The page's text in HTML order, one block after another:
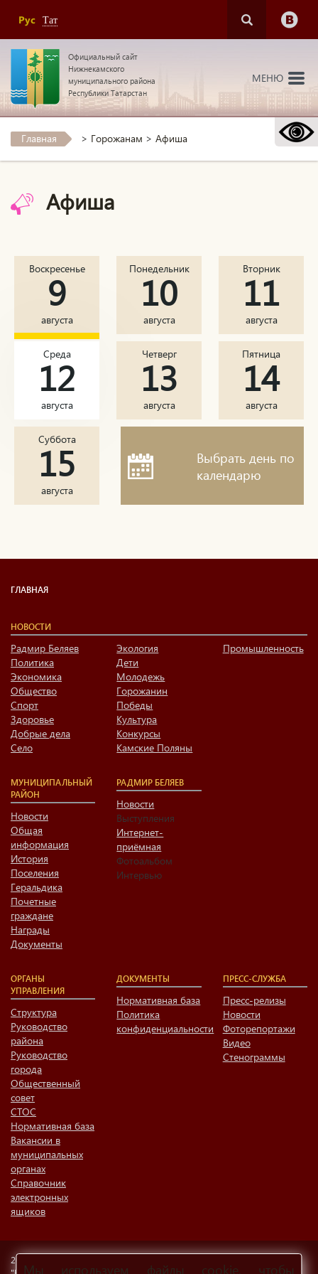
Рус Тат
Официальный сайт
Нижнекамского
муниципального района
Республики Татарстан
МЕНЮ
Главная > Горожанам > Афиша
Афиша
Воскресенье
9
августа
Понедельник
10
августа
Вторник
11
августа
Среда
12
августа
Четверг
13
августа
Пятница
14
августа
Суббота
15
августа
Выбрать день по
календарю
ГЛАВНАЯ
НОВОСТИ
Радмир Беляев
Политика
Экономика
Общество
Спорт
Здоровье
Добрые дела
Село
Экология
Дети
Молодежь
Горожанин
Победы
Культура
Конкурсы
Камские Поляны
Промышленность
МУНИЦИПАЛЬНЫЙ
РАЙОН
Новости
Общая
информация
История
Поселения
Геральдика
Почетные
граждане
Награды
Документы
РАДМИР БЕЛЯЕВ
Новости
Выступления
Интернет-
приёмная
Фотоальбом
Интервью
ОРГАНЫ
УПРАВЛЕНИЯ
Структура
Руководство
района
Руководство
города
Общественный
совет
СТОС
Нормативная база
Вакансии в
муниципальных
органах
Справочник
электронных
ящиков
ДОКУМЕНТЫ
Нормативная база
Политика
конфиденциальности
ПРЕСС-СЛУЖБА
Пресс-релизы
Новости
Фоторепортажи
Видео
Стенограммы
2026 ОФИЦИАЛЬНЫЙ САЙТ МУНИЦИПАЛЬНОГО ОБРАЗОВАНИЯ
Мы используем файлы cookie, чтобы